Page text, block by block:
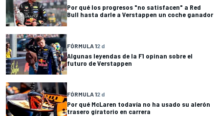
Por qué los progresos "no satisfacen" a Red
Bull hasta darle a Verstappen un coche ganador
FÓRMULA 12 d
Algunas leyendas de la F1 opinan sobre el
futuro de Verstappen
FÓRMULA 12 d
Por qué McLaren todavía no ha usado su alerón
trasero giratorio en carrera